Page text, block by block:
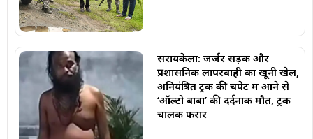
सरायकेला: जर्जर सड़क और
प्रशासनिक लापरवाही का खूनी खेल,
अनियंत्रित ट्रक की चपेट में आने से
‘ऑल्टो बाबा’ की दर्दनाक मौत, ट्रक
चालक फरार